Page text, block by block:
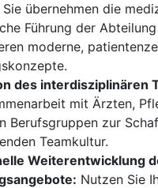
Sie übernehmen die
Führung der
moderne,
des interdisziplinären
mit Ärzten,
Berufsgruppen zur
Teamkultur.
Weiterentwicklung
Nutzen Sie